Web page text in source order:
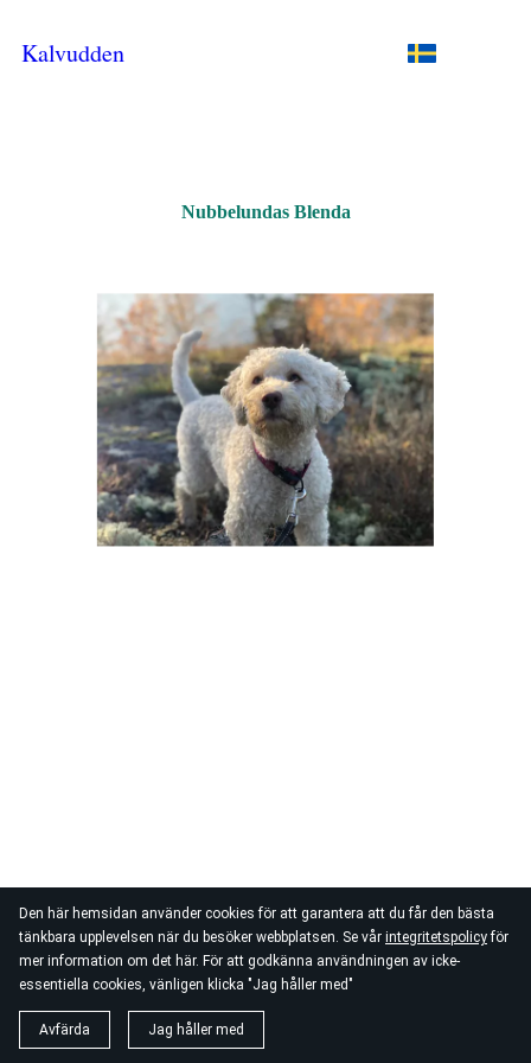
Den här hemsidan använder cookies för att garantera att du får den bästa
tänkbara upplevelsen när du besöker webbplatsen. Se vår integritetspolicyför
mer information om det här. För att godkänna användningen av icke-
essentiella cookies, vänligen klicka "Jag håller med"
Avfärda Jag håller med
Kalvudden
Nubbelundas Blenda